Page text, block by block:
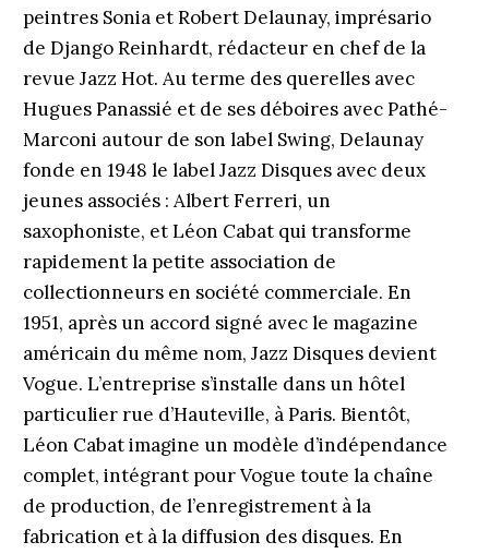
peintres Sonia et Robert Delaunay, imprésario
de Django Reinhardt, rédacteur en chef de la
revue Jazz Hot. Au terme des querelles avec
Hugues Panassié et de ses déboires avec Pathé-
Marconi autour de son label Swing, Delaunay
fonde en 1948 le label Jazz Disques avec deux
jeunes associés : Albert Ferreri, un
saxophoniste, et Léon Cabat qui transforme
rapidement la petite association de
collectionneurs en société commerciale. En
1951, après un accord signé avec le magazine
américain du même nom, Jazz Disques devient
Vogue. L’entreprise s’installe dans un hôtel
particulier rue d’Hauteville, à Paris. Bientôt,
Léon Cabat imagine un modèle d’indépendance
complet, intégrant pour Vogue toute la chaîne
de production, de l’enregistrement à la
fabrication et à la diffusion des disques. En